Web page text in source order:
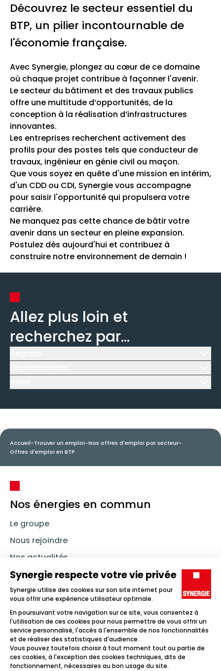
Découvrez le secteur essentiel du
BTP, un pilier incontournable de
l'économie française.
Avec Synergie, plongez au cœur de ce domaine
où chaque projet contribue à façonner l'avenir.
Le secteur du bâtiment et des travaux publics
offre une multitude d’opportunités, de la
conception à la réalisation d’infrastructures
innovantes.
Les entreprises recherchent activement des
profils pour des postes tels que conducteur de
travaux, ingénieur en génie civil ou maçon.
Que vous soyez en quête d'une mission en intérim,
d'un CDD ou CDI, Synergie vous accompagne
pour saisir l'opportunité qui propulsera votre
carrière.
Ne manquez pas cette chance de bâtir votre
avenir dans un secteur en pleine expansion.
Postulez dès aujourd'hui et contribuez à
construire notre environnement de demain !
Allez plus loin et
recherchez par...
Accueil-Trouver un emploi-Nos offres d'emploi par secteur-
Offres d'emploi en BTP
Nos énergies en commun
Le groupe
Nous rejoindre
Nos actualités
Nous contacter
Linkedin SynergieInstagramTikTok Youtube
Trouver un emploi
Icône d'illustration
Candidats
Icône d'illustration